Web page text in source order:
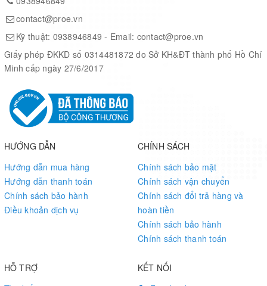
● DTMF
Specification
Frequency M95
Dual SIM Y
Certification
CE/ GCF/ Vodafone/ UCRF/ ATEX/ PTCRB/
FCC/ IC/ Rogers/ NCC/ DoC/ ICASA
contact@proe.vn
Kỹ thuật: 0938946849 - Email: contact@proe.vn
Giấy phép ĐKKD số 0314481872 do Sở KH&ĐT thành phố Hồ Chí
Minh cấp ngày 27/6/2017
HƯỚNG DẪN
Hướng dẫn mua hàng
Hướng dẫn thanh toán
Chính sách bảo hành
Điều khoản dịch vụ
CHÍNH SÁCH
Chính sách bảo mật
Chính sách vận chuyển
Chính sách đổi trả hàng và
hoàn tiền
Chính sách bảo hành
Chính sách thanh toán
HỖ TRỢ
KẾT NỐI